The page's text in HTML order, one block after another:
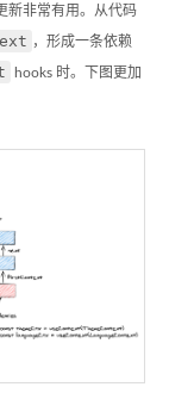
新非常有用。从代码
，形成一条依赖
hooks 时。下图更加